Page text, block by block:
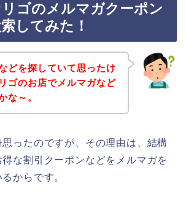
ゴのメルマガクーポン
してみた！
どを探していて思ったけ
ゴのお店でメルマガなど
な～。
ったのですが、その理由は、結構
な割引クーポンなどをメルマガを
からです。